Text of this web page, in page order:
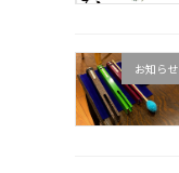
お知らせ